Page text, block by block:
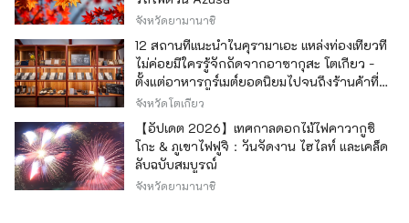
จังหวัดยามานาชิ
12 สถานที่แนะนำในคุรามาเอะ แหล่งท่องเที่ยวที่
ไม่ค่อยมีใครรู้จักถัดจากอาซากุสะ โตเกียว -
ตั้งแต่อาหารกูร์เมต์ยอดนิยมไปจนถึงร้านค้าที่มี
เอกลักษณ์ -
จังหวัดโตเกียว
【อัปเดต 2026】เทศกาลดอกไม้ไฟคาวากูชิ
โกะ & ภูเขาไฟฟูจิ：วันจัดงาน ไฮไลท์ และเคล็ด
ลับฉบับสมบูรณ์
จังหวัดยามานาชิ